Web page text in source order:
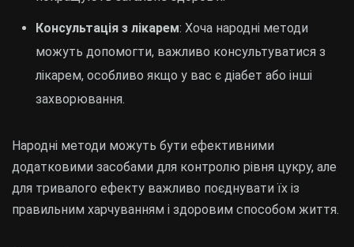
Консультація з лікарем: Хоча народні методи
можуть допомогти, важливо консультуватися з
лікарем, особливо якщо у вас є діабет або інші
захворювання.
Народні методи можуть бути ефективними
додатковими засобами для контролю рівня цукру, але
для тривалого ефекту важливо поєднувати їх із
правильним харчуванням і здоровим способом життя.